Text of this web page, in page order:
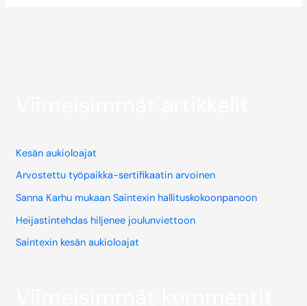
Kesän aukioloajat
Arvostettu työpaikka-sertifikaatin arvoinen
Sanna Karhu mukaan Saintexin hallituskokoonpanoon
Heijastintehdas hiljenee joulunviettoon
Saintexin kesän aukioloajat